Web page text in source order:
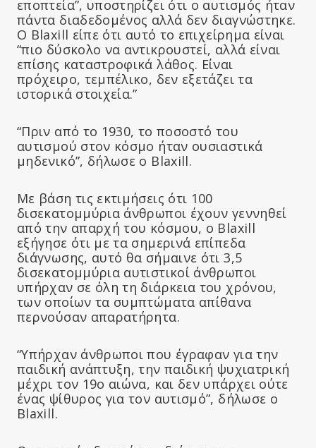
εποπτεία”, υποστηρίζει ότι ο αυτισμός ήταν
πάντα διαδεδομένος αλλά δεν διαγνώστηκε.
Ο Blaxill είπε ότι αυτό το επιχείρημα είναι
“πιο δύσκολο να αντικρουστεί, αλλά είναι
επίσης καταστροφικά λάθος. Είναι
πρόχειρο, τεμπέλικο, δεν εξετάζει τα
ιστορικά στοιχεία.”
“Πριν από το 1930, το ποσοστό του
αυτισμού στον κόσμο ήταν ουσιαστικά
μηδενικό”, δήλωσε ο Blaxill.
Με βάση τις εκτιμήσεις ότι 100
δισεκατομμύρια άνθρωποι έχουν γεννηθεί
από την απαρχή του κόσμου, ο Blaxill
εξήγησε ότι με τα σημερινά επίπεδα
διάγνωσης, αυτό θα σήμαινε ότι 3,5
δισεκατομμύρια αυτιστικοί άνθρωποι
υπήρχαν σε όλη τη διάρκεια του χρόνου,
των οποίων τα συμπτώματα απίθανα
περνούσαν απαρατήρητα.
“Υπήρχαν άνθρωποι που έγραφαν για την
παιδική ανάπτυξη, την παιδική ψυχιατρική
μέχρι τον 19ο αιώνα, και δεν υπάρχει ούτε
ένας ψίθυρος για τον αυτισμό”, δήλωσε ο
Blaxill.